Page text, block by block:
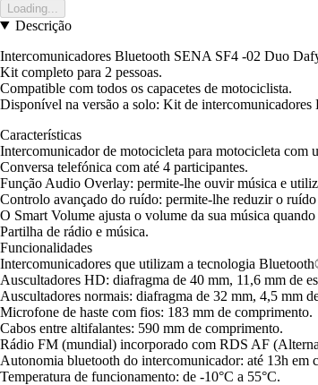
Loading...
Descrição
Intercomunicadores Bluetooth SENA SF4 -02 Duo
Kit completo para 2 pessoas.
Compatible com todos os capacetes de motociclista.
Disponível na versão a solo: Kit de
Características
Intercomunicador de motocicleta para motocicleta com
Conversa telefónica com até 4 participantes.
Função Audio Overlay: permite-lhe ouvir música e
Controlo avançado do ruído: permite-lhe reduzir o
O Smart Volume ajusta o volume da sua música
Partilha de rádio e música.
Funcionalidades
Intercomunicadores que utilizam a tecnologia
Auscultadores HD: diafragma de 40 mm, 11,6 mm de
Auscultadores normais: diafragma de 32 mm, 4,5 mm
Microfone de haste com fios: 183 mm de comprimento.
Cabos entre altifalantes: 590 mm de comprimento.
Rádio FM (mundial) incorporado com RDS AF
Autonomia bluetooth do intercomunicador: até 13h em
Temperatura de funcionamento: de -10°C a 55°C.